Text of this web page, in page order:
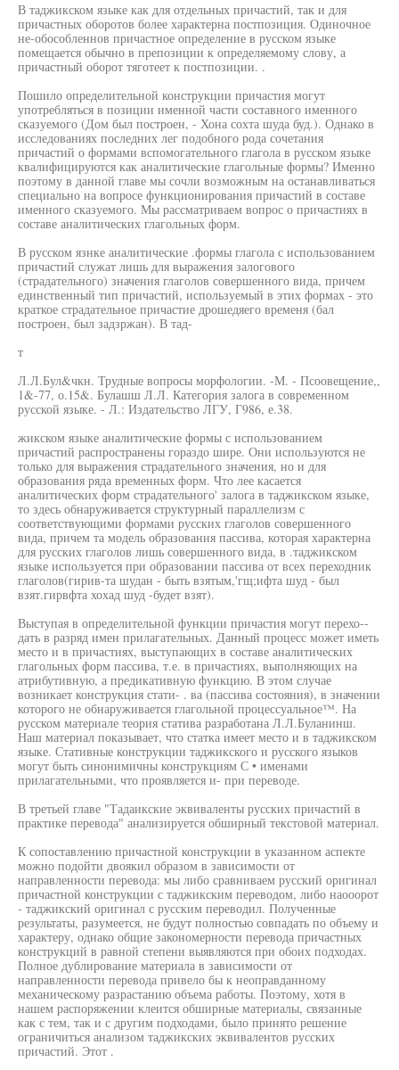
В таджикском языке как для отдельных причастий, так и для
причастных оборотов более характерна постпозиция. Одиночное
не-обособленнов причастное определение в русском языке
помещается обычно в препозиции к определяемому слову, а
причастный оборот тяготеет к постпозиции. .
Пошило определительной конструкции причастия могут
употребляться в позиции именной части составного именного
сказуемого (Дом был построен, - Хона сохта шуда буд.). Однако в
исследованиях последних лег подобного рода сочетания
причастий о формами вспомогательного глагола в русском языке
квалифицируются как аналитические глагольные формы? Именно
поэтому в данной главе мы сочли возможным на останавливаться
специально на вопросе функционирования причастий в составе
именного сказуемого. Мы рассматриваем вопрос о причастиях в
составе аналитических глагольных форм.
В русском язнке аналитические .формы глагола с использованием
причастий служат лишь для выражения залогового
(страдательного) значения глаголов совершенного вида, причем
единственный тип причастий, используемый в этих формах - это
краткое страдательное причастие дрошедяего временя (бал
построен, был задзржан). В тад-
т
Л.Л.Бул&чкн. Трудные вопросы морфологии. -М. - Псоовещение,,
1&-77, о.15&. Булашш Л.Л. Категория залога в современном
русской языке. - Л.: Издательство ЛГУ, Г986, е.38.
жикском языке аналитические формы с использованием
причастий распространены гораздо шире. Они используются не
только для выражения страдательного значения, но и для
образования ряда временных форм. Что лее касается
аналитических форм страдательного' залога в таджикском языке,
то здесь обнаруживается структурный параллелизм с
соответствующими формами русских глаголов совершенного
вида, причем та модель образования пассива, которая характерна
для русских глаголов лишь совершенного вида, в .таджикском
языке используется при образовании пассива от всех переходник
глаголов(гирив-та шудан - быть взятым,'гщ;ифта шуд - был
взят.гирвфта хохад шуд -будет взят).
Выступая в определительной функции причастия могут перехо--
дать в разряд имен прилагательных. Данный процесс может иметь
место и в причастиях, выступающих в составе аналитических
глагольных форм пассива, т.е. в причастиях, выполняющих на
атрибутивную, а предикативную функцию. В этом случае
возникает конструкция стати- . ва (пассива состояния), в значении
которого не обнаруживается глагольной процессуальное™. На
русском материале теория статива разработана Л.Л.Буланинш.
Наш материал показывает, что статка имеет место и в таджикском
языке. Стативные конструкции таджикского и русского языков
могут быть синонимичны конструкциям С • именами
прилагательными, что проявляется и- при переводе.
В третьей главе "Тадаикские эквиваленты русских причастий в
практике перевода" анализируется обширный текстовой материал.
К сопоставлению причастной конструкции в указанном аспекте
можно подойти двоякил образом в зависимости от
направленности перевода: мы либо сравниваем русский оригинал
причастной конструкции с таджикским переводом, либо наооорот
- таджикский оригинал с русским переводил. Полученные
результаты, разумеется, не будут полностью совпадать по объему и
характеру, однако общие закономерности перевода причастных
конструкций в равной степени выявляются при обоих подходах.
Полное дублирование материала в зависимости от
направленности перевода привело бы к неоправданному
механическому разрастанию объема работы. Поэтому, хотя в
нашем распоряжении клеится обширные материалы, связанные
как с тем, так и с другим подходами, было принято решение
ограничиться анализом таджикских эквивалентов русских
причастий. Этот .